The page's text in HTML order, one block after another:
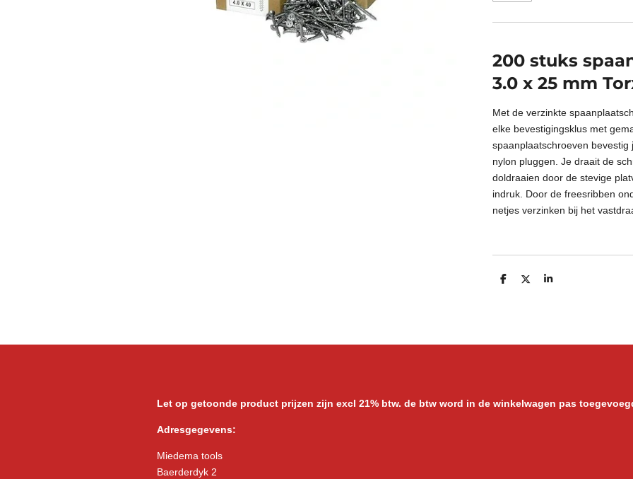
200 stuks
3.0 x 25 mm
Met de verzinkte
elke bevestigingsklus met
spaanplaatschroeven
nylon pluggen. Je draait de
doldraaien door de stevige
indruk. Door de freesribben
netjes verzinken bij het
D
D
S
Let op getoonde product prijzen zijn excl 21% btw. de btw word in de winkelwagen pas
Adresgegevens:
Miedema tools
Baerderdyk 2